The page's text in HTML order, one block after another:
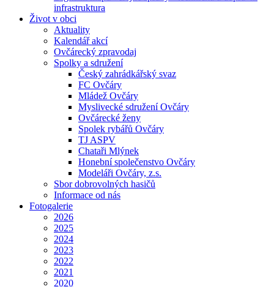
infrastruktura
Život v obci
Aktuality
Kalendář akcí
Ovčárecký zpravodaj
Spolky a sdružení
Český zahrádkářský svaz
FC Ovčáry
Mládež Ovčáry
Myslivecké sdružení Ovčáry
Ovčárecké ženy
Spolek rybářů Ovčáry
TJ ASPV
Chataři Mlýnek
Honební společenstvo Ovčáry
Modeláři Ovčáry, z.s.
Sbor dobrovolných hasičů
Informace od nás
Fotogalerie
2026
2025
2024
2023
2022
2021
2020